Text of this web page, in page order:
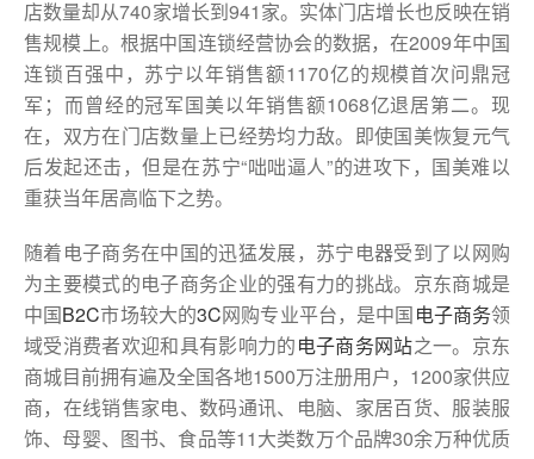
店数量却从740家增长到941家。实体门店增长也反映在销
售规模上。根据中国连锁经营协会的数据，在2009年中国
连锁百强中，苏宁以年销售额1170亿的规模首次问鼎冠
军；而曾经的冠军国美以年销售额1068亿退居第二。现
在，双方在门店数量上已经势均力敌。即使国美恢复元气
后发起还击，但是在苏宁“咄咄逼人”的进攻下，国美难以
重获当年居高临下之势。
随着电子商务在中国的迅猛发展，苏宁电器受到了以网购
为主要模式的电子商务企业的强有力的挑战。京东商城是
中国B2C市场较大的3C网购专业平台，是中国电子商务领
域受消费者欢迎和具有影响力的电子商务网站之一。京东
商城目前拥有遍及全国各地1500万注册用户，1200家供应
商，在线销售家电、数码通讯、电脑、家居百货、服装服
饰、母婴、图书、食品等11大类数万个品牌30余万种优质